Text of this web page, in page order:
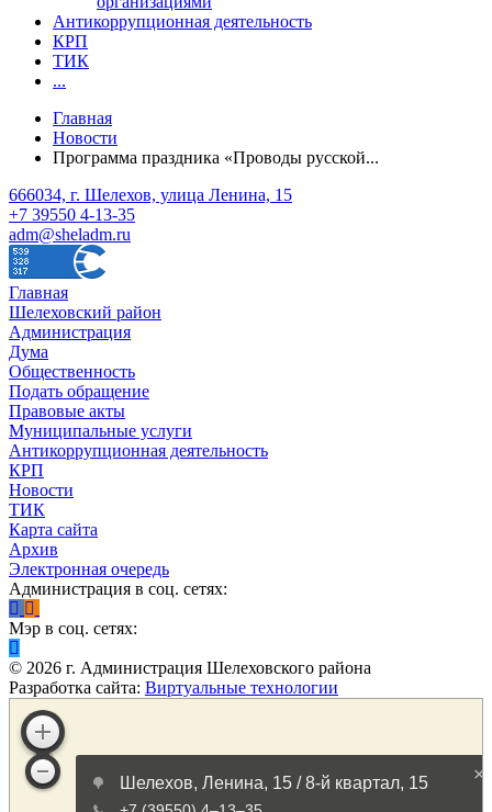
Антикоррупционная деятельность
КРП
ТИК
...
Главная
Новости
Программа праздника «Проводы русской...
666034, г. Шелехов, улица Ленина, 15
+7 39550 4-13-35
adm@sheladm.ru
Главная
Шелеховский район
Администрация
Дума
Общественность
Подать обращение
Правовые акты
Муниципальные услуги
Антикоррупционная деятельность
КРП
Новости
ТИК
Карта сайта
Архив
Электронная очередь
Администрация в соц. сетях:
Мэр в соц. сетях:
© 2026 г. Администрация Шелеховского района
Разработка сайта: Виртуальные технологии